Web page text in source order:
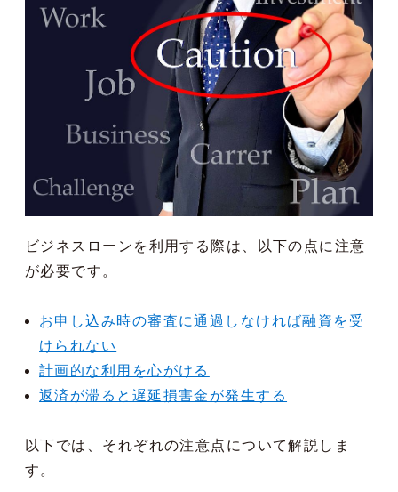
ビジネスローンを利用する際は、以下の点に注意
が必要です。
お申し込み時の審査に通過しなければ融資を受
けられない
計画的な利用を心がける
返済が滞ると遅延損害金が発生する
以下では、それぞれの注意点について解説しま
す。